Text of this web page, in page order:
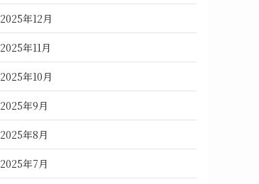
2025年12月
2025年11月
2025年10月
2025年9月
2025年8月
2025年7月